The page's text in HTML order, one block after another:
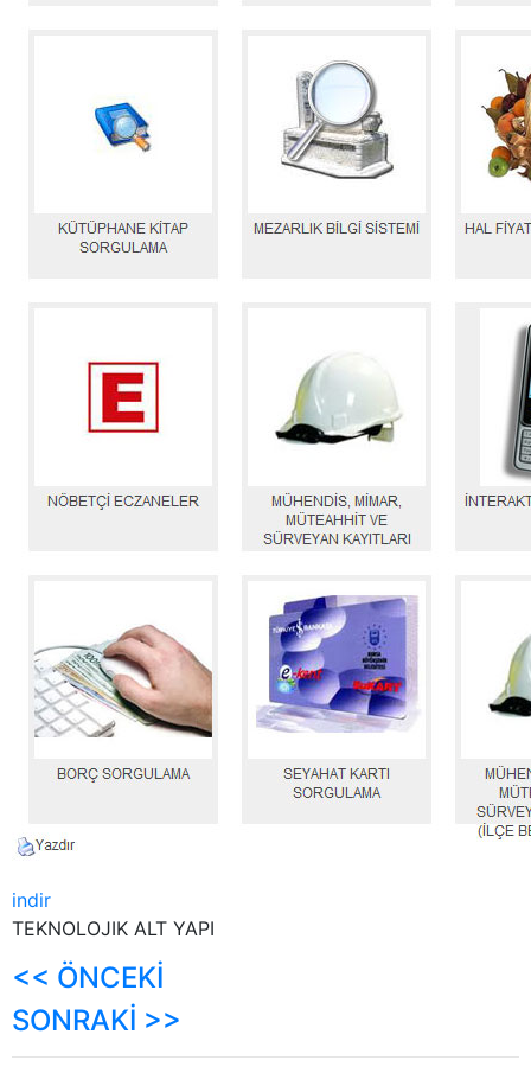
indir
TEKNOLOJIK ALT YAPI
<< ÖNCEKİ
SONRAKİ >>